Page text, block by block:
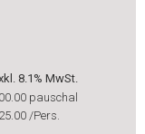
8.1% MwSt.
pauschal
/Pers.